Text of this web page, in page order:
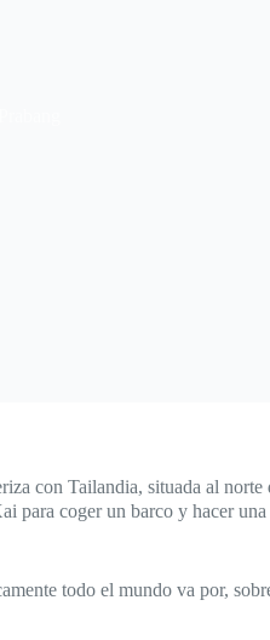
con Tailandia, situada al norte
para coger un barco y hacer una
todo el mundo va por,